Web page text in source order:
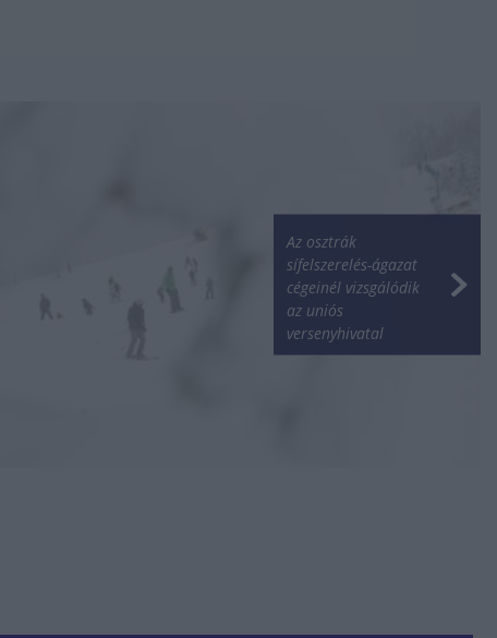
Az osztrák
sífelszerelés-ágazat
cégeinél vizsgálódik
az uniós
versenyhivatal